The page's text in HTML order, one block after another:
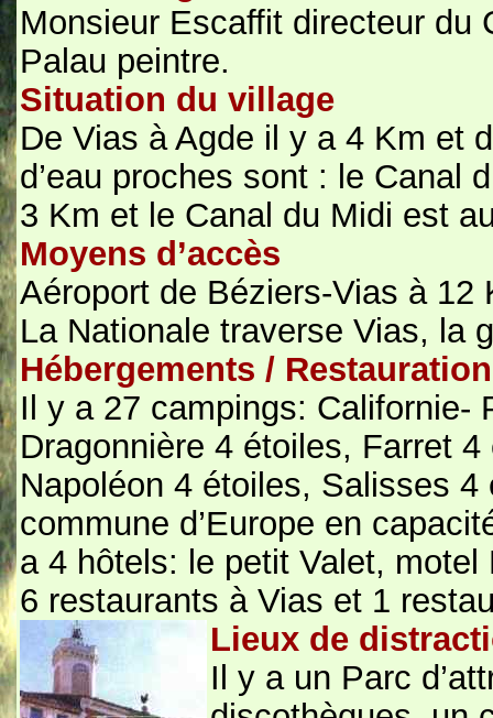
Monsieur Escaffit directeur du
Palau peintre.
Situation du village
De Vias à Agde il y a 4 Km et
d’eau proches sont : le Canal
3 Km et le Canal du Midi est
Moyens d’accès
Aéroport de Béziers-Vias à 12
La Nationale traverse Vias, la
Hébergements / Restauration
Il y a 27 campings: Californie-
Dragonnière 4 étoiles, Farret
Napoléon 4 étoiles, Salisses
commune d’Europe en
a 4 hôtels: le petit Valet,
6 restaurants à Vias et 1
Lieux de
Il y a un Parc